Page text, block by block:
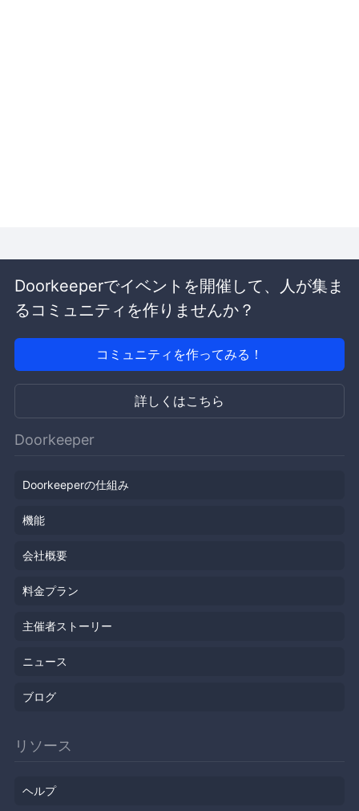
Doorkeeperでイベントを開催して、人が集ま
るコミュニティを作りませんか？
コミュニティを作ってみる！
詳しくはこちら
Doorkeeper
Doorkeeperの仕組み
機能
会社概要
料金プラン
主催者ストーリー
ニュース
ブログ
リソース
ヘルプ